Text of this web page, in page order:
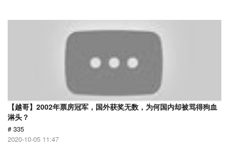
【越哥】2002年票房冠军，国外获奖无数，为何国内却被骂得狗血
淋头？
# 335
2020-10-05 11:47